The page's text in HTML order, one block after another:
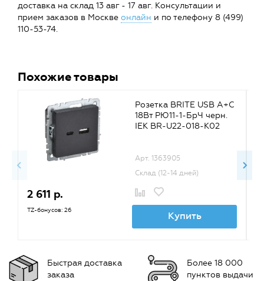
доставка на склад 13 авг - 17 авг. Консультации и
прием заказов в Москве онлайн и по телефону 8 (499)
110-53-74.
Похожие товары
Розетка BRITE USB A+C
18Вт РЮ11-1-БрЧ черн.
IEK BR-U22-018-K02
Арт. 1363905
Склад (12-14 дней)
2 611 р.
TZ-бонусов: 26 Купить
Быстрая доставка
заказа
Более 18 000
пунктов выдачи